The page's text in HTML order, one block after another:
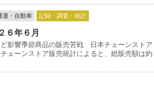
運・自動車 記録・調査・統計
６年６月
影響季節商品の販売苦戦 日本チェーンストア
ェーンストア販売統計によると、総販売額は約